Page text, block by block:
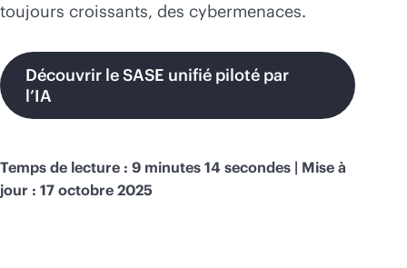
toujours croissants, des cybermenaces.
Découvrir le SASE unifié piloté par
l’IA
Temps de lecture : 9 minutes 14 secondes | Mise à
jour : 17 octobre 2025